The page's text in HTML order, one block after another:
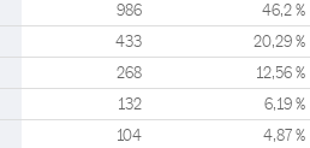
986 46,2 %
433 20,29 %
268 12,56 %
132 6,19 %
104 4,87 %